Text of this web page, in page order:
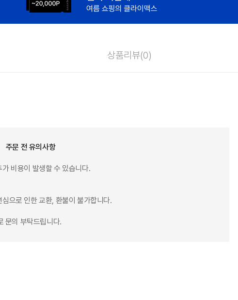
상품리뷰(0)
주문 전 유의사항
비용이 발생할 수 있습니다.
으로 인한 교환, 환불이 불가합니다.
문의 부탁드립니다.